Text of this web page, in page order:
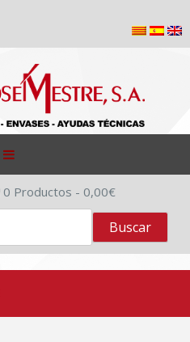
0 Productos - 0,00€